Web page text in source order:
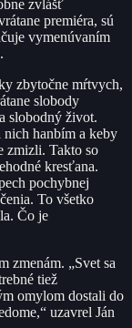
zvlášť
premiéra, sú
vymenúvaním
zbytočne mŕtvych,
slobody
slobodný život.
hanbím a keby
zmizli. Takto so
kresťana.
pochybnej
To všetko
Čo je
zmenám. „Svet sa
tiež
omylom dostali do
uzavrel Ján